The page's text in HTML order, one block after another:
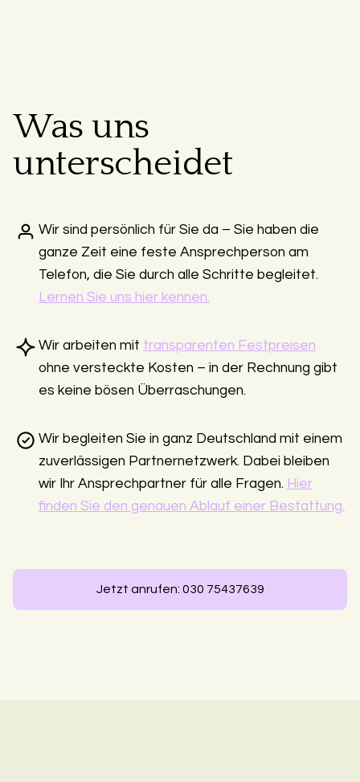
Was uns
unterscheidet
Wir sind persönlich für Sie da – Sie haben die
ganze Zeit eine feste Ansprechperson am
Telefon, die Sie durch alle Schritte begleitet.
Lernen Sie uns hier kennen.
Wir arbeiten mit transparenten Festpreisen
ohne versteckte Kosten – in der Rechnung gibt
es keine bösen Überraschungen.
Wir begleiten Sie in ganz Deutschland mit einem
zuverlässigen Partnernetzwerk. Dabei bleiben
wir Ihr Ansprechpartner für alle Fragen. Hier
finden Sie den genauen Ablauf einer Bestattung.
Jetzt anrufen: 030 75437639